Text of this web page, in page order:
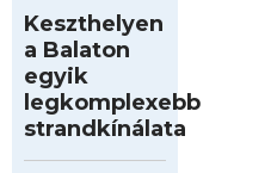
Keszthelyen
a Balaton
egyik
legkomplexebb
strandkínálata